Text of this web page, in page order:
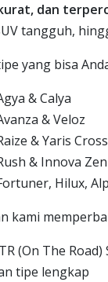
dan
tangguh,
yang bisa
& Calya
& Veloz
& Yaris Cross
& Innova
Hilux,
kami
(On The Road)
tipe lengkap